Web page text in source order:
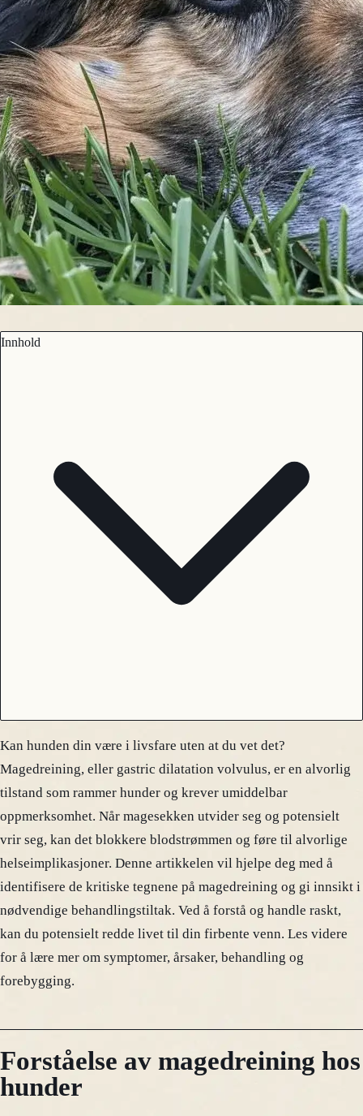
Innhold
Kan hunden din være i livsfare uten at du vet det?
Magedreining, eller gastric dilatation volvulus, er en alvorlig
tilstand som rammer hunder og krever umiddelbar
oppmerksomhet. Når magesekken utvider seg og potensielt
vrir seg, kan det blokkere blodstrømmen og føre til alvorlige
helseimplikasjoner. Denne artikkelen vil hjelpe deg med å
identifisere de kritiske tegnene på magedreining og gi innsikt i
nødvendige behandlingstiltak. Ved å forstå og handle raskt,
kan du potensielt redde livet til din firbente venn. Les videre
for å lære mer om symptomer, årsaker, behandling og
forebygging.
Forståelse av magedreining hos
hunder